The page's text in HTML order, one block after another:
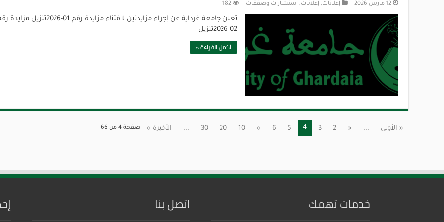
12 مارس 2026 إعلانات, إعلانات, استشارات وصفقات 182
تعلن جامعة غرداية عن إجراء مزايدتين لاقتناء مزايدة رقم 01-2026تنزيل
02-2026تنزيل
أكمل القراءة »
صفحة 4 من 66 « الأولى ...
«
2
3
4
5
6
»
10
20
30
... الأخيرة »
خدمات تهمك اتصل بنا